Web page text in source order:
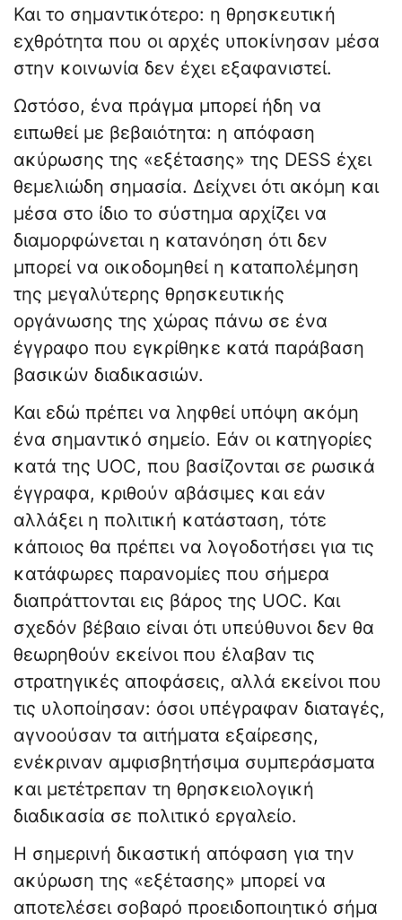
Και το σημαντικότερο: η θρησκευτική
εχθρότητα που οι αρχές υποκίνησαν μέσα
στην κοινωνία δεν έχει εξαφανιστεί.
Ωστόσο, ένα πράγμα μπορεί ήδη να
ειπωθεί με βεβαιότητα: η απόφαση
ακύρωσης της «εξέτασης» της DESS έχει
θεμελιώδη σημασία. Δείχνει ότι ακόμη και
μέσα στο ίδιο το σύστημα αρχίζει να
διαμορφώνεται η κατανόηση ότι δεν
μπορεί να οικοδομηθεί η καταπολέμηση
της μεγαλύτερης θρησκευτικής
οργάνωσης της χώρας πάνω σε ένα
έγγραφο που εγκρίθηκε κατά παράβαση
βασικών διαδικασιών.
Και εδώ πρέπει να ληφθεί υπόψη ακόμη
ένα σημαντικό σημείο. Εάν οι κατηγορίες
κατά της UOC, που βασίζονται σε ρωσικά
έγγραφα, κριθούν αβάσιμες και εάν
αλλάξει η πολιτική κατάσταση, τότε
κάποιος θα πρέπει να λογοδοτήσει για τις
κατάφωρες παρανομίες που σήμερα
διαπράττονται εις βάρος της UOC. Και
σχεδόν βέβαιο είναι ότι υπεύθυνοι δεν θα
θεωρηθούν εκείνοι που έλαβαν τις
στρατηγικές αποφάσεις, αλλά εκείνοι που
τις υλοποίησαν: όσοι υπέγραφαν διαταγές,
αγνοούσαν τα αιτήματα εξαίρεσης,
ενέκριναν αμφισβητήσιμα συμπεράσματα
και μετέτρεπαν τη θρησκειολογική
διαδικασία σε πολιτικό εργαλείο.
Η σημερινή δικαστική απόφαση για την
ακύρωση της «εξέτασης» μπορεί να
αποτελέσει σοβαρό προειδοποιητικό σήμα